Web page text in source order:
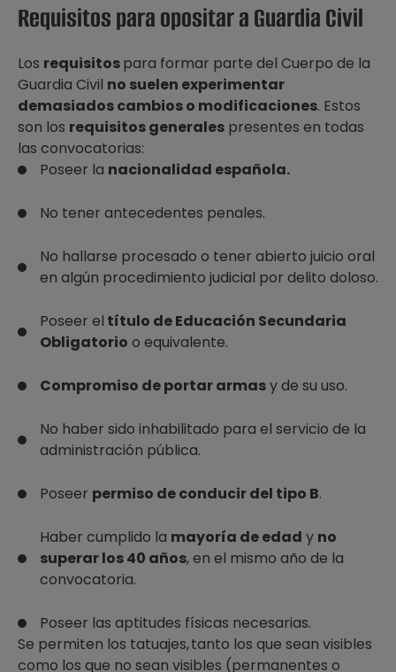
Requisitos para opositar a Guardia Civil
Los requisitospara formar parte del Cuerpo de la
Guardia Civil no suelen experimentar
demasiados cambios o modificaciones. Estos
son los requisitos generales presentes en todas
las convocatorias:
Poseer la nacionalidad española.
No tener antecedentes penales.
No hallarse procesado o tener abierto juicio oral
en algún procedimiento judicial por delito doloso.
Poseer el título de Educación Secundaria
Obligatorio o equivalente.
Compromiso de portar armasy de su uso.
No haber sido inhabilitado para el servicio de la
administración pública.
Poseer permiso de conducir del tipo B.
Haber cumplido la mayoría de edad y no
superar los 40 años, en el mismo año de la
convocatoria.
Poseer las aptitudes físicas necesarias.
Se permiten los tatuajes, tanto los que sean visibles
como los que no sean visibles (permanentes o